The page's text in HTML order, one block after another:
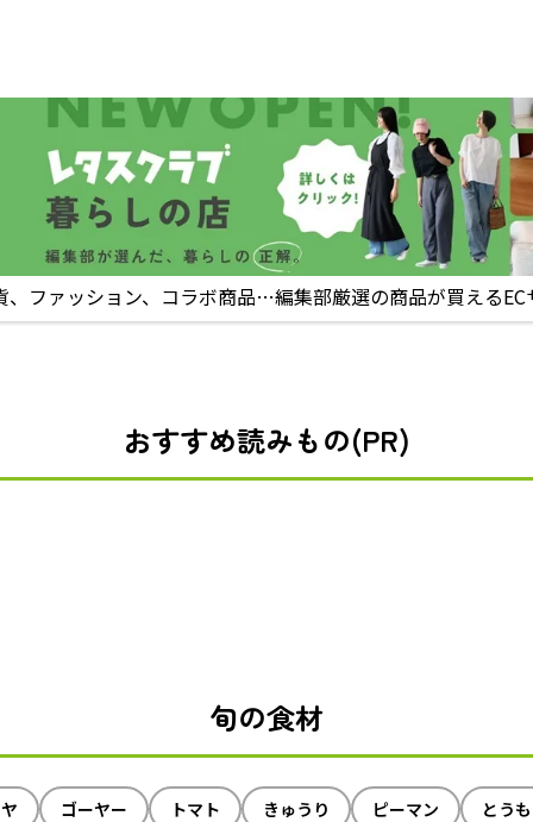
、ファッション、コラボ商品…編集部厳選の商品が買えるEC
おすすめ読みもの(PR)
旬の食材
ゴーヤー トマト きゅうり ピーマン とう